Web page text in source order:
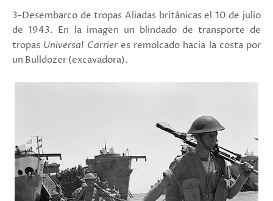
3-Desembarco de tropas Aliadas británicas el 10 de julio
de 1943. En la imagen un blindado de transporte de
tropas Universal Carrieres remolcado hacia la costa por
un Bulldozer (excavadora).